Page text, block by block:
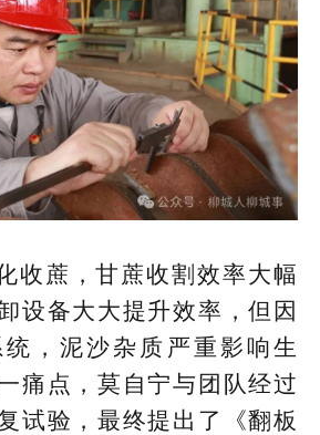
收蔗，甘蔗收割效率大幅
设备大大提升效率，但因
，泥沙杂质严重影响生
痛点，莫自宁与团队经过
试验，最终提出了《翻板